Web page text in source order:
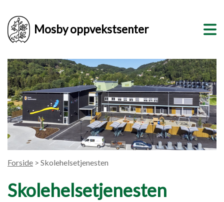
Mosby oppvekstsenter
Forside > Skolehelsetjenesten
Skolehelsetjenesten